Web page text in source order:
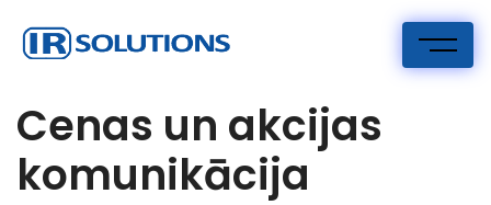
Cenas un akcijas
komunikācija